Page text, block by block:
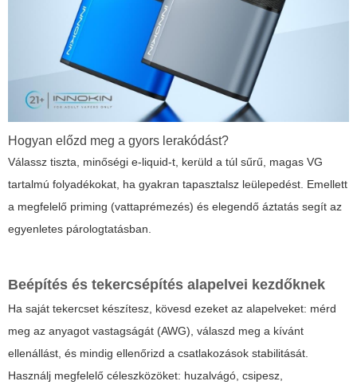
Hogyan előzd meg a gyors lerakódást?
Válassz tiszta, minőségi e-liquid-t, kerüld a túl sűrű, magas VG
tartalmú folyadékokat, ha gyakran tapasztalsz leülepedést. Emellett
a megfelelő priming (vattaprémezés) és elegendő áztatás segít az
egyenletes párologtatásban.
Beépítés és tekercsépítés alapelvei kezdőknek
Ha saját tekercset készítesz, kövesd ezeket az alapelveket: mérd
meg az anyagot vastagságát (AWG), válaszd meg a kívánt
ellenállást, és mindig ellenőrizd a csatlakozások stabilitását.
Használj megfelelő céleszközöket: huzalvágó, csipesz,